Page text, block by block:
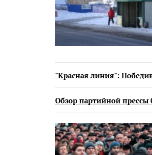
"Красная линия":
Обзор партийной прессы